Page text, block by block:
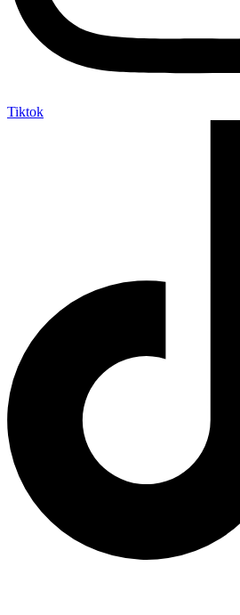
Tiktok